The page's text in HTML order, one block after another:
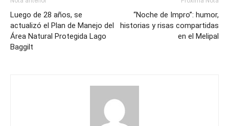
Luego de 28 años, se
actualizó el Plan de Manejo del
Área Natural Protegida Lago
Baggilt
“Noche de Impro”: humor,
historias y risas compartidas
en el Melipal